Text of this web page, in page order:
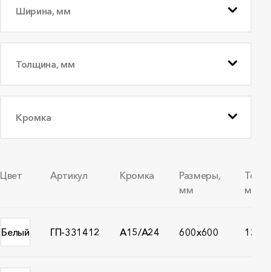
Ширина, мм
Толщина, мм
Кромка
Цвет Артикул Кромка
Размеры,
мм
мм
Белый ГП-331412 A15/A24 600x600 12